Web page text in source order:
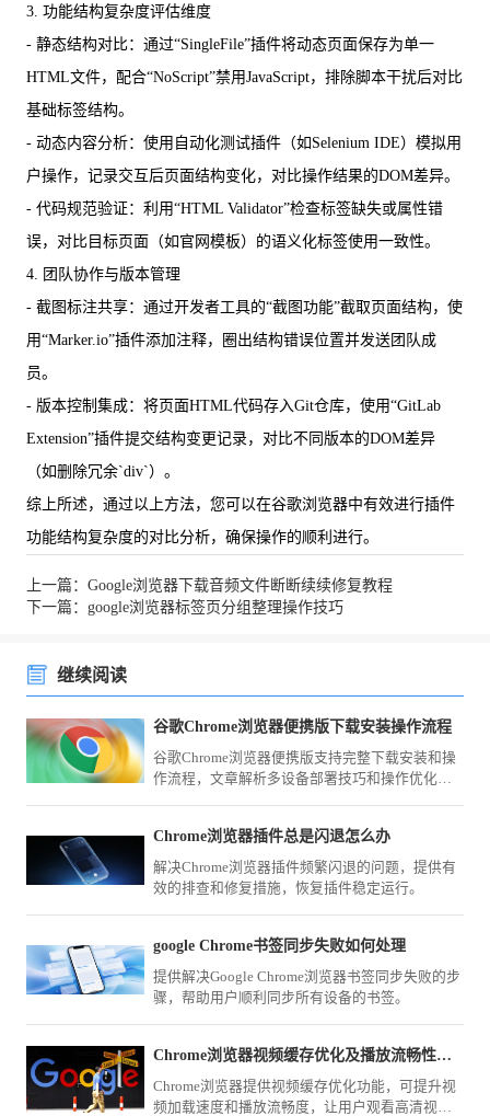
3. 功能结构复杂度评估维度
- 静态结构对比：通过“SingleFile”插件将动态页面保存为单一
HTML文件，配合“NoScript”禁用JavaScript，排除脚本干扰后对比
基础标签结构。
- 动态内容分析：使用自动化测试插件（如Selenium IDE）模拟用
户操作，记录交互后页面结构变化，对比操作结果的DOM差异。
- 代码规范验证：利用“HTML Validator”检查标签缺失或属性错
误，对比目标页面（如官网模板）的语义化标签使用一致性。
4. 团队协作与版本管理
- 截图标注共享：通过开发者工具的“截图功能”截取页面结构，使
用“Marker.io”插件添加注释，圈出结构错误位置并发送团队成
员。
- 版本控制集成：将页面HTML代码存入Git仓库，使用“GitLab
Extension”插件提交结构变更记录，对比不同版本的DOM差异
（如删除冗余`div`）。
综上所述，通过以上方法，您可以在谷歌浏览器中有效进行插件
功能结构复杂度的对比分析，确保操作的顺利进行。
上一篇：Google浏览器下载音频文件断断续续修复教程
下一篇：google浏览器标签页分组整理操作技巧
继续阅读
谷歌Chrome浏览器便携版下载安装操作流程
谷歌Chrome浏览器便携版支持完整下载安装和操
作流程，文章解析多设备部署技巧和操作优化方
Chrome浏览器插件总是闪退怎么办
解决Chrome浏览器插件频繁闪退的问题，提供有
效的排查和修复措施，恢复插件稳定运行。
google Chrome书签同步失败如何处理
提供解决Google Chrome浏览器书签同步失败的步
骤，帮助用户顺利同步所有设备的书签。
Chrome浏览器视频缓存优化及播放流畅性技巧
Chrome浏览器提供视频缓存优化功能，可提升视
频加载速度和播放流畅度，让用户观看高清视频